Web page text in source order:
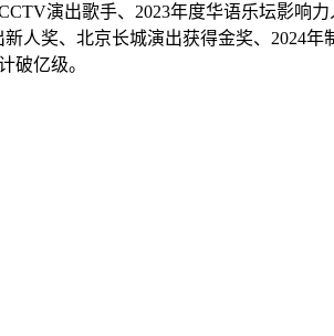
演出歌手、2023年度华语乐坛影响
人奖、北京长城演出获得金奖、2024
破亿级。